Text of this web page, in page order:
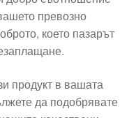
превозно
което пазарът
продукт в вашата
да подобрявате